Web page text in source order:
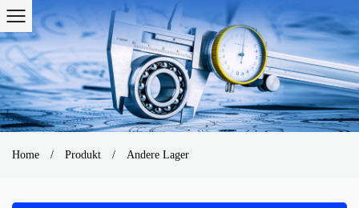
Home / Produkt / Andere Lager